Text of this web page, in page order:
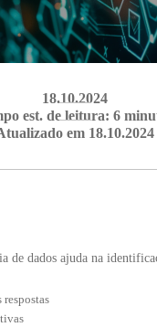
18.10.2024
est. de leitura: 6
em 18.10.2024
de dados ajuda na